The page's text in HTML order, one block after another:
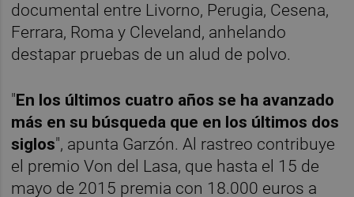
documental entre Livorno, Perugia, Cesena,
Ferrara, Roma y Cleveland, anhelando
destapar pruebas de un alud de polvo.
"En los últimos cuatro años se ha avanzado
más en su búsqueda que en los últimos dos
siglos", apunta Garzón. Al rastreo contribuye
el premio Von del Lasa, que hasta el 15 de
mayo de 2015 premia con 18.000 euros a